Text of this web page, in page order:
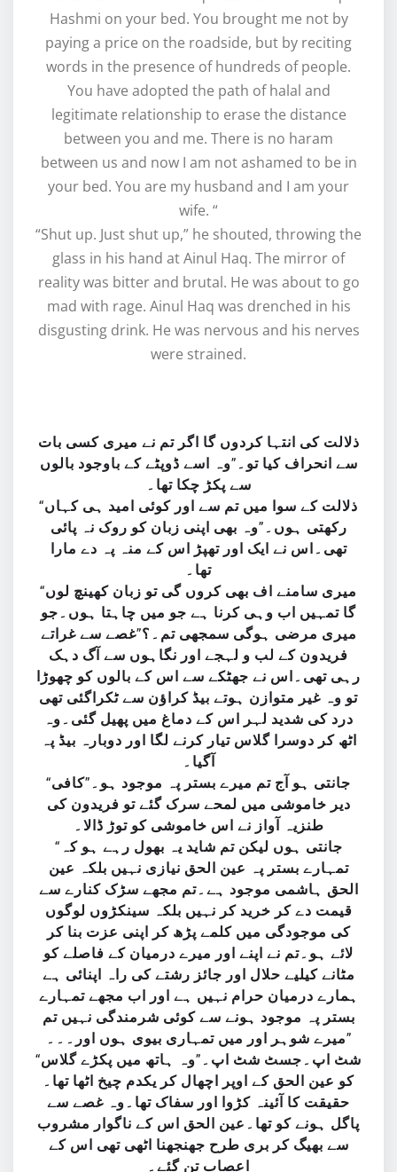
Hashmi on your bed. You brought me not by
paying a price on the roadside, but by reciting
words in the presence of hundreds of people.
You have adopted the path of halal and
legitimate relationship to erase the distance
between you and me. There is no haram
between us and now I am not ashamed to be in
your bed. You are my husband and I am your
wife. “
“Shut up. Just shut up,” he shouted, throwing the
glass in his hand at Ainul Haq. The mirror of
reality was bitter and brutal. He was about to go
mad with rage. Ainul Haq was drenched in his
disgusting drink. He was nervous and his nerves
were strained.
ذلالت کی انتہا کردوں گا اگر تم نے میری کسی بات
سے انحراف کیا تو۔”وہ اسے ڈوپٹے کے باوجود بالوں
سے پکڑ چکا تھا۔
“ذلالت کے سوا میں تم سے اور کوئی امید ہی کہاں
رکھتی ہوں۔”وہ بھی اپنی زبان کو روک نہ پائی
تھی۔اس نے ایک اور تھپڑ اس کے منہ پہ دے مارا
تھا۔
“میری سامنے اف بھی کروں گی تو زبان کھینچ لوں
گا تمہیں اب وہی کرنا ہے جو میں چاہتا ہوں۔جو
میری مرضی ہوگی سمجھی تم۔؟”غصے سے غراتے
فریدون کے لب و لہجے اور نگاہوں سے آگ دہک
رہی تھی۔اس نے جھٹکے سے اس کے بالوں کو چھوڑا
تو وہ غیر متوازن ہوتے بیڈ کراؤن سے ٹکراگئی تھی
درد کی شدید لہر اس کے دماغ میں پھیل گئی۔وہ
اٹھ کر دوسرا گلاس تیار کرنے لگا اور دوبارہ بیڈ پہ
آگیا۔
“جانتی ہو آج تم میرے بستر پہ موجود ہو۔”کافی
دیر خاموشی میں لمحے سرک گئے تو فریدون کی
طنزیہ آواز نے اس خاموشی کو توڑ ڈالا۔
“جانتی ہوں لیکن تم شاید یہ بھول رہے ہو کہ
تمہارے بستر پہ عین الحق نیازی نہیں بلکہ عین
الحق ہاشمی موجود ہے۔تم مجھے سڑک کنارے سے
قیمت دے کر خرید کر نہیں بلکہ سینکڑوں لوگوں
کی موجودگی میں کلمے پڑھ کر اپنی عزت بنا کر
لائے ہو۔تم نے اپنے اور میرے درمیان کے فاصلے کو
مٹانے کیلیے حلال اور جائز رشتے کی راہ اپنائی ہے
ہمارے درمیان حرام نہیں ہے اور اب مجھے تمہارے
بستر پہ موجود ہونے سے کوئی شرمندگی نہیں تم
میرے شوہر اور میں تمہاری بیوی ہوں اور۔۔۔”
“شٹ اپ۔جسٹ شٹ اپ۔”وہ ہاتھ میں پکڑے گلاس
کو عین الحق کے اوپر اچھال کر یکدم چیخ اٹھا تھا۔
حقیقت کا آئینہ کڑوا اور سفاک تھا۔وہ غصے سے
پاگل ہونے کو تھا۔عین الحق اس کے ناگوار مشروب
سے بھیگ کر بری طرح جھنجھنا اٹھی تھی اس کے
اعصاب تن گئے۔